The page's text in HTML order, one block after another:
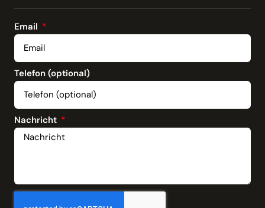
Email
Telefon (optional)
Nachricht